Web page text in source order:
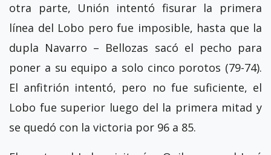
otra parte, Unión intentó fisurar la primera
línea del Lobo pero fue imposible, hasta que la
dupla Navarro – Bellozas sacó el pecho para
poner a su equipo a solo cinco porotos (79-74).
El anfitrión intentó, pero no fue suficiente, el
Lobo fue superior luego del la primera mitad y
se quedó con la victoria por 96 a 85.